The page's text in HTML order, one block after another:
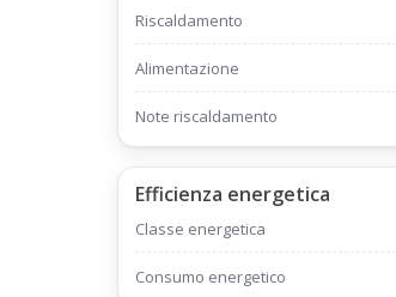
Riscaldamento
Alimentazione
Note riscaldamento
Efficienza energetica
Classe energetica
Consumo energetico